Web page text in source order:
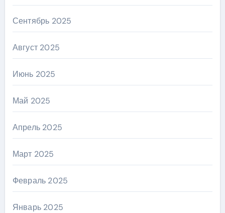
Сентябрь 2025
Август 2025
Июнь 2025
Май 2025
Апрель 2025
Март 2025
Февраль 2025
Январь 2025